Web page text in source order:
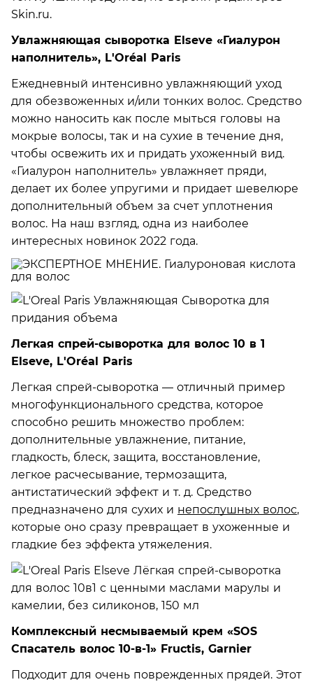
Skin.ru.
Увлажняющая сыворотка Elseve «Гиалурон
наполнитель», L'Oréal Paris
Ежедневный интенсивно увлажняющий уход
для обезвоженных и/или тонких волос. Средство
можно наносить как после мыться головы на
мокрые волосы, так и на сухие в течение дня,
чтобы освежить их и придать ухоженный вид.
«Гиалурон наполнитель» увлажняет пряди,
делает их более упругими и придает шевелюре
дополнительный объем за счет уплотнения
волос. На наш взгляд, одна из наиболее
интересных новинок 2022 года.
Легкая спрей-сыворотка для волос 10 в 1
Elseve, L'Oréal Paris
Легкая спрей-сыворотка — отличный пример
многофункционального средства, которое
способно решить множество проблем:
дополнительные увлажнение, питание,
гладкость, блеск, защита, восстановление,
легкое расчесывание, термозащита,
антистатический эффект и т. д. Средство
предназначено для сухих и непослушных волос,
которые оно сразу превращает в ухоженные и
гладкие без эффекта утяжеления.
Комплексный несмываемый крем «SOS
Спасатель волос 10-в-1» Fructis, Garnier
Подходит для очень поврежденных прядей. Этот